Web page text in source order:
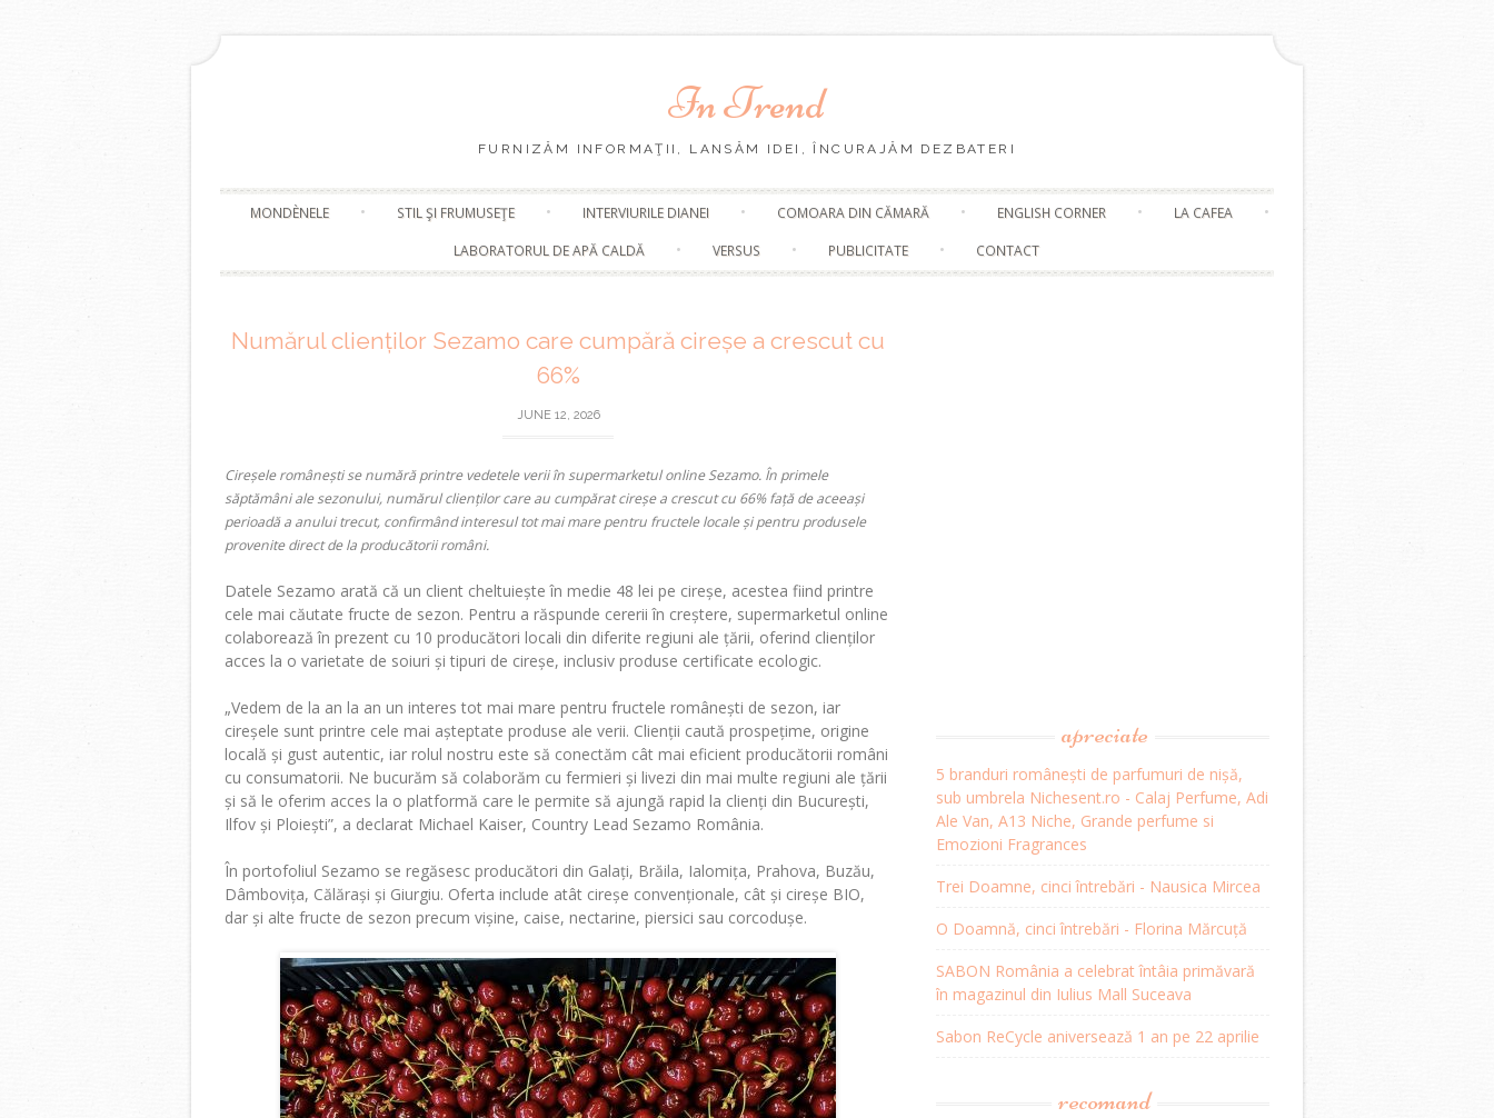
In Trend
FURNIZĂM INFORMAŢII, LANSĂM IDEI, ÎNCURAJĂM DEZBATERI
Skip
content
MONDÈNELE STIL ŞI FRUMUSEŢE INTERVIURILE DIANEI COMOARA DIN CĂMARĂ ENGLISH CORNER
LA CAFEA
LABORATORUL DE APĂ CALDĂ
VERSUS PUBLICITATE CONTACT
Numărul clienților Sezamo care cumpără cireșe a crescut cu
66%
JUNE 12, 2026
Cireșele românești se numără printre vedetele verii în supermarketul online Sezamo. În primele
săptămâni ale sezonului, numărul clienților care au cumpărat cireșe a crescut cu 66%față de aceeași
perioadă a anului trecut, confirmând interesul tot mai mare pentru fructele locale și pentru produsele
provenite direct de la producătorii români.
Datele Sezamo arată că un client cheltuiește în medie 48 lei pe cireșe, acestea fiind printre
cele mai căutate fructe de sezon. Pentru a răspunde cererii în creștere, supermarketul online
colaborează în prezent cu 10 producători locali din diferite regiuni ale țării, oferind clienților
acces la o varietate de soiuri și tipuri de cireșe, inclusiv produse certificate ecologic.
„Vedem de la an la an un interes tot mai mare pentru fructele românești de sezon, iar
cireșele sunt printre cele mai așteptate produse ale verii. Clienții caută prospețime, origine
locală și gust autentic, iar rolul nostru este să conectăm cât mai eficient producătorii români
cu consumatorii. Ne bucurăm să colaborăm cu fermieri și livezi din mai multe regiuni ale țării
și să le oferim acces la o platformă care le permite să ajungă rapid la clienți din București,
Ilfov și Ploiești”, a declarat Michael Kaiser, Country Lead Sezamo România.
În portofoliul Sezamo se regăsesc producători din Galați, Brăila, Ialomița, Prahova, Buzău,
Dâmbovița, Călărași și Giurgiu. Oferta include atât cireșe convenționale, cât și cireșe BIO,
dar și alte fructe de sezon precum vișine, caise, nectarine, piersici sau corcodușe.
apreciate
5 branduri românești de parfumuri de nișă,
sub umbrela Nichesent.ro - Calaj Perfume, Adi
Ale Van, A13 Niche, Grande perfume si
Emozioni Fragrances
Trei Doamne, cinci întrebări - Nausica Mircea
O Doamnă, cinci întrebări - Florina Mărcuță
SABON România a celebrat întâia primăvară
în magazinul din Iulius Mall Suceava
Sabon ReCycle aniversează 1 an pe 22 aprilie
recomand